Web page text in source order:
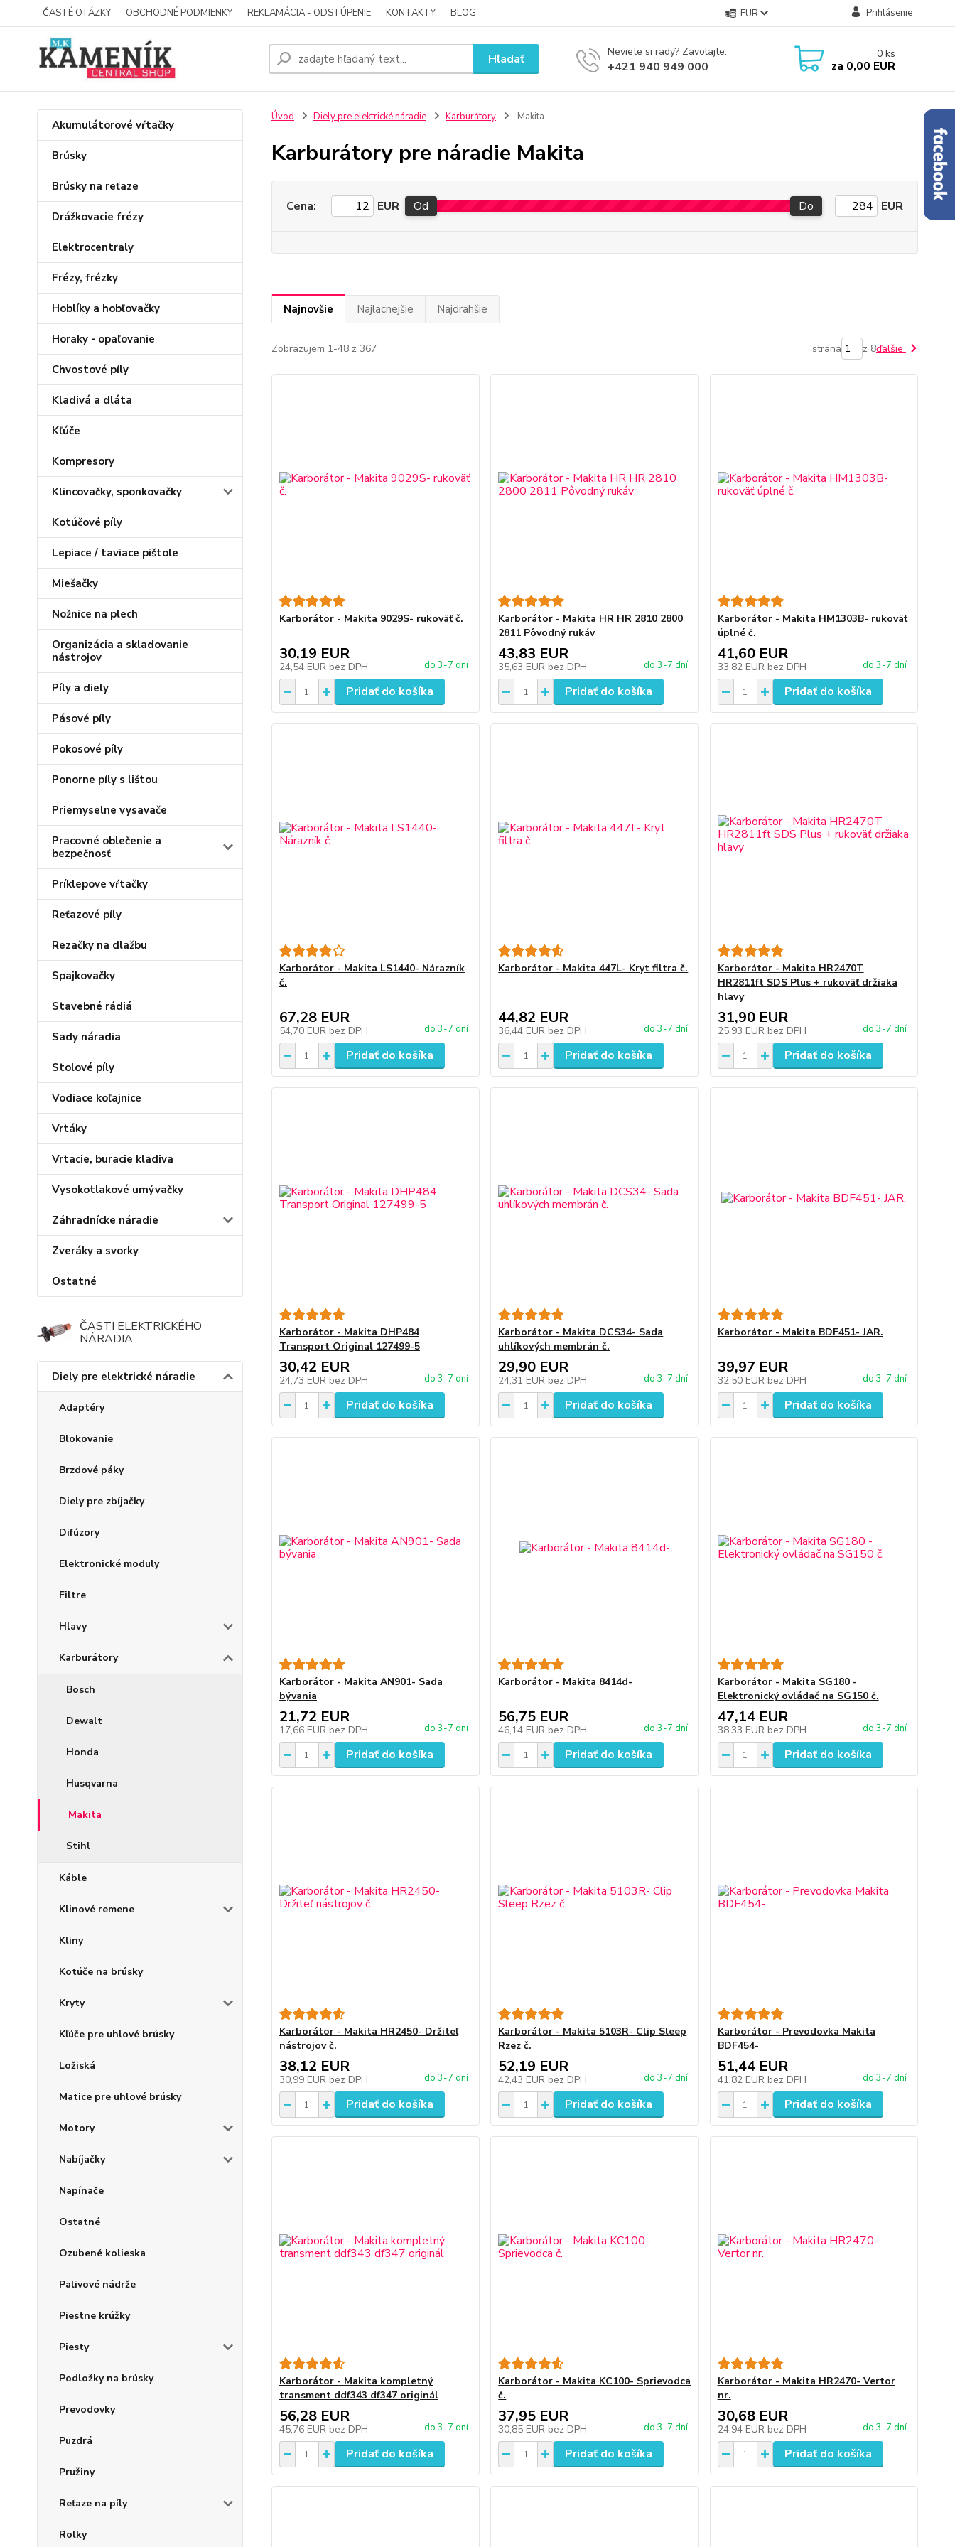
ČASTÉ OTÁZKY OBCHODNÉ PODMIENKY REKLAMÁCIA - ODSTÚPENIE KONTAKTY BLOG EUR Prihlásenie
Hľadať Neviete si rady? Zavolajte.
+421 940 949 000
0 ks
za 0,00 EUR
Akumulátorové vŕtačky
Brúsky
Brúsky na reťaze
Drážkovacie frézy
Elektrocentraly
Frézy, frézky
Hoblíky a hobľovačky
Horaky - opaľovanie
Chvostové píly
Kladivá a dláta
Kľúče
Kompresory
Klincovačky, sponkovačky
Kotúčové píly
Lepiace / taviace pištole
Miešačky
Nožnice na plech
Organizácia a skladovanie
nástrojov
Píly a diely
Pásové píly
Pokosové píly
Ponorne píly s lištou
Priemyselne vysavače
Pracovné oblečenie a
bezpečnosť
Príklepove vŕtačky
Reťazové píly
Rezačky na dlažbu
Spajkovačky
Stavebné rádiá
Sady náradia
Stolové píly
Vodiace koľajnice
Vrtáky
Vrtacie, buracie kladiva
Vysokotlakové umývačky
Záhradnícke náradie
Zveráky a svorky
Ostatné
ČASTI ELEKTRICKÉHO
NÁRADIA
Diely pre elektrické náradie
Adaptéry
Blokovanie
Brzdové páky
Diely pre zbíjačky
Difúzory
Elektronické moduly
Filtre
Hlavy
Karburátory
Bosch
Dewalt
Honda
Husqvarna
Makita
Stihl
Káble
Klinové remene
Kliny
Kotúče na brúsky
Kryty
Kľúče pre uhlové brúsky
Ložiská
Matice pre uhlové brúsky
Motory
Nabíjačky
Napínače
Ostatné
Ozubené kolieska
Palivové nádrže
Piestne krúžky
Piesty
Podložky na brúsky
Prevodovky
Puzdrá
Pružiny
Reťaze na píly
Rolky
Úvod Diely pre elektrické náradie Karburátory Makita
Karburátory pre náradie Makita
Cena: EUR Od Do EUR
Najnovšie Najlacnejšie Najdrahšie
Zobrazujem 1-48 z 367 strana z 8ďalšie
Karborátor - Makita 9029S- rukoväť č.
30,19 EUR
24,54 EUR bez DPH do 3-7 dní
Pridať do košíka
Karborátor - Makita HR HR 2810 2800
2811 Pôvodný rukáv
43,83 EUR
35,63 EUR bez DPH do 3-7 dní
Pridať do košíka
Karborátor - Makita HM1303B- rukoväť
úplné č.
41,60 EUR
33,82 EUR bez DPH do 3-7 dní
Pridať do košíka
Karborátor - Makita LS1440- Nárazník
č.
67,28 EUR
54,70 EUR bez DPH do 3-7 dní
Pridať do košíka
Karborátor - Makita 447L- Kryt filtra č.
44,82 EUR
36,44 EUR bez DPH do 3-7 dní
Pridať do košíka
Karborátor - Makita HR2470T
HR2811ft SDS Plus + rukoväť držiaka
hlavy
31,90 EUR
25,93 EUR bez DPH do 3-7 dní
Pridať do košíka
Karborátor - Makita DHP484
Transport Original 127499-5
30,42 EUR
24,73 EUR bez DPH do 3-7 dní
Pridať do košíka
Karborátor - Makita DCS34- Sada
uhlíkových membrán č.
29,90 EUR
24,31 EUR bez DPH do 3-7 dní
Pridať do košíka
Karborátor - Makita BDF451- JAR.
39,97 EUR
32,50 EUR bez DPH do 3-7 dní
Pridať do košíka
Karborátor - Makita AN901- Sada
bývania
21,72 EUR
17,66 EUR bez DPH do 3-7 dní
Pridať do košíka
Karborátor - Makita 8414d-
56,75 EUR
46,14 EUR bez DPH do 3-7 dní
Pridať do košíka
Karborátor - Makita SG180 -
Elektronický ovládač na SG150 č.
47,14 EUR
38,33 EUR bez DPH do 3-7 dní
Pridať do košíka
Karborátor - Makita HR2450- Držiteľ
nástrojov č.
38,12 EUR
30,99 EUR bez DPH do 3-7 dní
Pridať do košíka
Karborátor - Makita 5103R- Clip Sleep
Rzez č.
52,19 EUR
42,43 EUR bez DPH do 3-7 dní
Pridať do košíka
Karborátor - Prevodovka Makita
BDF454-
51,44 EUR
41,82 EUR bez DPH do 3-7 dní
Pridať do košíka
Karborátor - Makita kompletný
transment ddf343 df347 originál
56,28 EUR
45,76 EUR bez DPH do 3-7 dní
Pridať do košíka
Karborátor - Makita KC100- Sprievodca
č.
37,95 EUR
30,85 EUR bez DPH do 3-7 dní
Pridať do košíka
Karborátor - Makita HR2470- Vertor
nr.
30,68 EUR
24,94 EUR bez DPH do 3-7 dní
Pridať do košíka